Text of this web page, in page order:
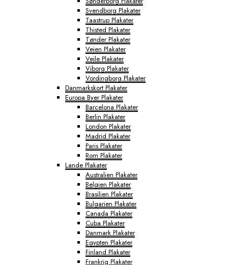
Svendborg Plakater
Taastrup Plakater
Thisted Plakater
Tønder Plakater
Vejen Plakater
Vejle Plakater
Viborg Plakater
Vordingborg Plakater
Danmarkskort Plakater
Europa Byer Plakater
Barcelona Plakater
Berlin Plakater
London Plakater
Madrid Plakater
Paris Plakater
Rom Plakater
Lande Plakater
Australien Plakater
Belgien Plakater
Brasilien Plakater
Bulgarien Plakater
Canada Plakater
Cuba Plakater
Danmark Plakater
Egypten Plakater
Finland Plakater
Frankrig Plakater